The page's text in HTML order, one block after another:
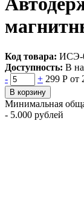
Код товара: ИСЭ-
Доступность: В
-
+ 299 Р от
В корзину
Минимальная
- 5.000 рублей